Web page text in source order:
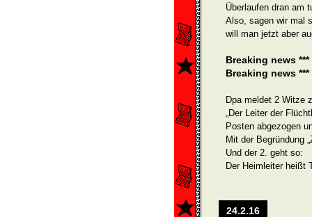
Überlau­fen dran am
Also, sagen wir mal
will man jetzt aber
Breaking news
Breaking news
Dpa meldet 2 Witze
„Der Leiter der
Posten abgezogen
Mit der Begründung
Und der 2. geht so:
Der Heimleiter heißt
24.2.16